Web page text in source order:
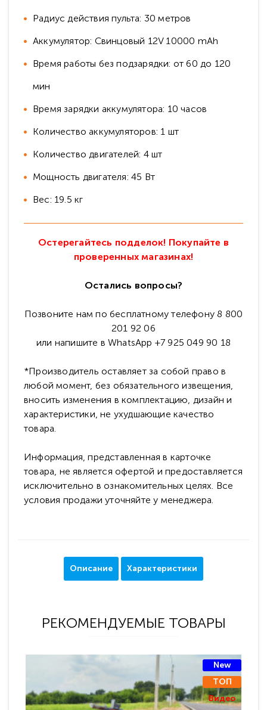
Радиус действия пульта: 30 метров
Аккумулятор: Свинцовый 12V 10000 mAh
Время работы без подзарядки: от 60 до 120
мин
Время зарядки аккумулятора: 10 часов
Количество аккумуляторов: 1 шт
Количество двигателей: 4 шт
Мощность двигателя: 45 Вт
Вес: 19.5 кг
Остерегайтесь подделок! Покупайте в
проверенных магазинах!
Остались вопросы?
Позвоните нам по бесплатному телефону 8 800
201 92 06
или напишите в WhatsApp +7 925 049 90 18
*Производитель оставляет за собой право в
любой момент, без обязательного извещения,
вносить изменения в комплектацию, дизайн и
характеристики, не ухудшающие качество
товара.
Информация, представленная в карточке
товара, не является офертой и предоставляется
исключительно в ознакомительных целях. Все
условия продажи уточняйте у менеджера.
Описание Характеристики
РЕКОМЕНДУЕМЫЕ ТОВАРЫ
New
ТОП
Видео